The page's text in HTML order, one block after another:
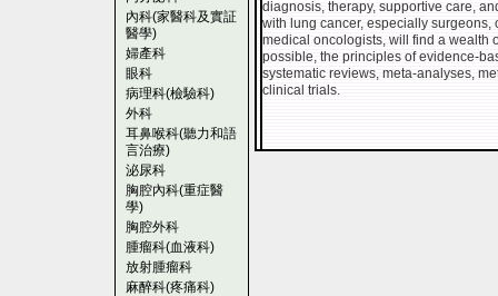
內科(家醫科及實証
醫學)
婦產科
眼科
病理科(檢驗科)
外科
耳鼻喉科(聽力和語
言治療)
泌尿科
胸腔內科(重症醫
學)
胸腔外科
腫瘤科(血液科)
放射腫瘤科
麻醉科(疼痛科)
diagnosis, therapy, supportive care,
with lung cancer, especially
medical oncologists, will find a wealth
possible, the principles of evidence-
systematic reviews, meta-analyses,
clinical trials.